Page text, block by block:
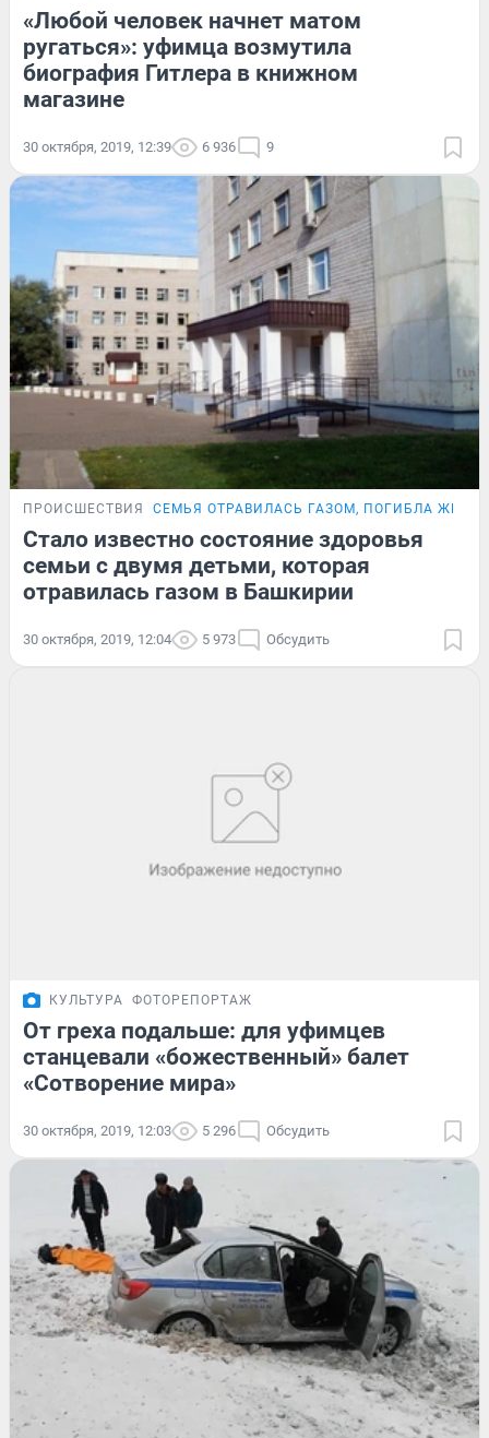
«Любой человек начнет матом
ругаться»: уфимца возмутила
биография Гитлера в книжном
магазине
30 октября, 2019, 12:39 6 936 9
ПРОИСШЕСТВИЯ СЕМЬЯ ОТРАВИЛАСЬ ГАЗОМ, ПОГИБЛА
Стало известно состояние здоровья
семьи с двумя детьми, которая
отравилась газом в Башкирии
30 октября, 2019, 12:04 5 973 Обсудить
КУЛЬТУРА ФОТОРЕПОРТАЖ
От греха подальше: для уфимцев
станцевали «божественный» балет
«Сотворение мира»
30 октября, 2019, 12:03 5 296 Обсудить